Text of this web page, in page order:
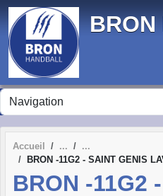
Accueil
BRON -11G2 - SAINT GENIS
BRON -11G2
Panneau de gestion des cookies